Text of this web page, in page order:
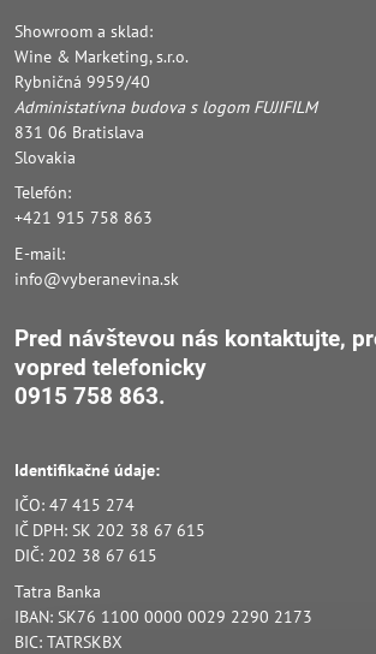
Showroom a sklad:
Wine & Marketing, s.r.o.
Rybničná 9959/40
Administatívna budova s logom FUJIFILM
831 06 Bratislava
Slovakia
Telefón:
+421 915 758 863
E-mail:
info@vyberanevina.sk
Pred návštevou nás kontaktujte,
vopred telefonicky
0915 758 863.
Identifikačné údaje:
IČO: 47 415 274
IČ DPH: SK 202 38 67 615
DIČ: 202 38 67 615
Tatra Banka
IBAN: SK76 1100 0000 0029 2290 2173
BIC: TATRSKBX